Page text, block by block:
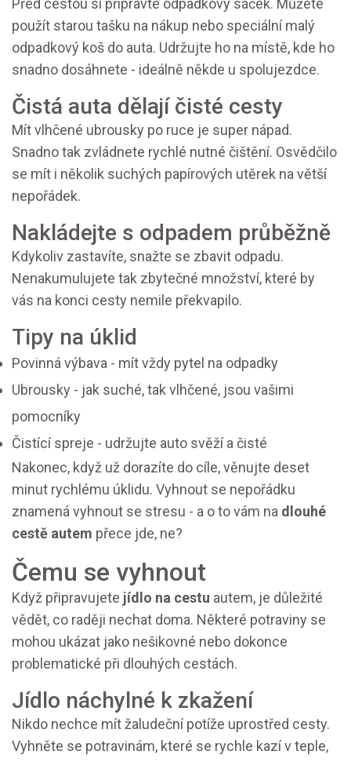
Před cestou si připravte odpadkový sáček. Můžete
použít starou tašku na nákup nebo speciální malý
odpadkový koš do auta. Udržujte ho na místě, kde ho
snadno dosáhnete - ideálně někde u spolujezdce.
Čistá auta dělají čisté cesty
Mít vlhčené ubrousky po ruce je super nápad.
Snadno tak zvládnete rychlé nutné čištění. Osvědčilo
se mít i několik suchých papírových utěrek na větší
nepořádek.
Nakládejte s odpadem průběžně
Kdykoliv zastavíte, snažte se zbavit odpadu.
Nenakumulujete tak zbytečné množství, které by
vás na konci cesty nemile překvapilo.
Tipy na úklid
Povinná výbava - mít vždy pytel na odpadky
Ubrousky - jak suché, tak vlhčené, jsou vašimi
pomocníky
Čistící spreje - udržujte auto svěží a čisté
Nakonec, když už dorazíte do cíle, věnujte deset
minut rychlému úklidu. Vyhnout se nepořádku
znamená vyhnout se stresu - a o to vám na dlouhé
cestě autem přece jde, ne?
Čemu se vyhnout
Když připravujete jídlo na cestu autem, je důležité
vědět, co raději nechat doma. Některé potraviny se
mohou ukázat jako nešikovné nebo dokonce
problematické při dlouhých cestách.
Jídlo náchylné k zkažení
Nikdo nechce mít žaludeční potíže uprostřed cesty.
Vyhněte se potravinám, které se rychle kazí v teple,